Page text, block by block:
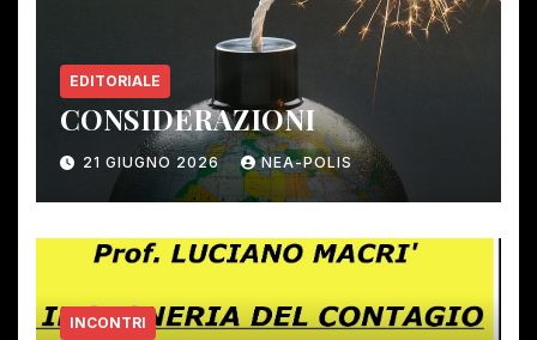
EDITORIALE
CONSIDERAZIONI
21 GIUGNO 2026 NEA-POLIS
INCONTRI